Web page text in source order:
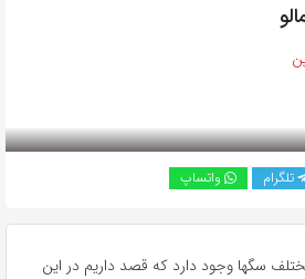
تلگرام واتساپ
سگها وجود دارد که قصد داریم در این